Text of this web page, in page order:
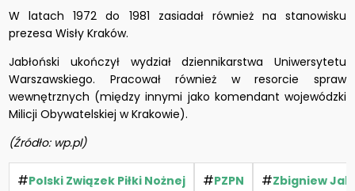
W latach 1972 do 1981 zasiadał również na stanowisku
prezesa Wisły Kraków.
Jabłoński ukończył wydział dziennikarstwa Uniwersytetu
Warszawskiego. Pracował również w resorcie spraw
wewnętrznych (między innymi jako komendant wojewódzki
Milicji Obywatelskiej w Krakowie).
(Źródło: wp.pl)
#Polski Związek Piłki Nożnej #PZPN #Zbigniew